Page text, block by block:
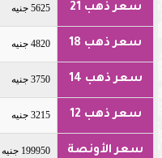
سعر ذهب 21 5625 جنيه
سعر ذهب 18 4820 جنيه
سعر ذهب 14 3750 جنيه
سعر ذهب 12 3215 جنيه
سعر الأونصة 199950 جنيه